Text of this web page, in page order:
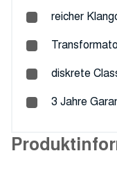
reicher
diskrete
3 Jahre